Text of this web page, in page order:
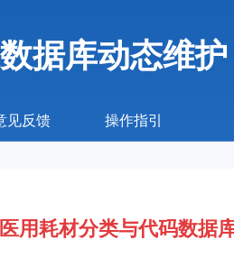
据库动态维护
见反馈 操作指引
用耗材分类与代码数据